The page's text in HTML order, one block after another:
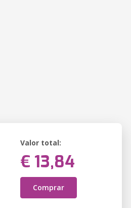
Valor total:
€ 13,84
Comprar